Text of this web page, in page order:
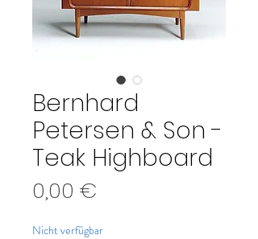
Bernhard
Petersen & Son -
Teak Highboard
0,00 €
Nicht verfügbar